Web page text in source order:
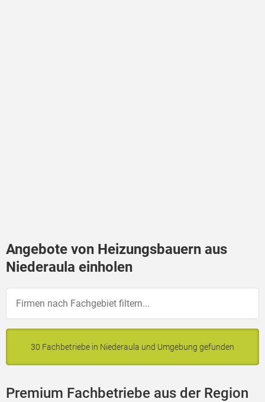
Angebote von Heizungsbauern aus
Niederaula einholen
30 Fachbetriebe in Niederaula und Umgebung gefunden
Premium Fachbetriebe aus der Region